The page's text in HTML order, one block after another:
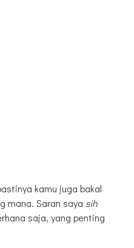
kamu juga bakal
mana. Saran saya sih
saja, yang penting